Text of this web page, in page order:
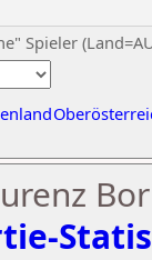
Spieler